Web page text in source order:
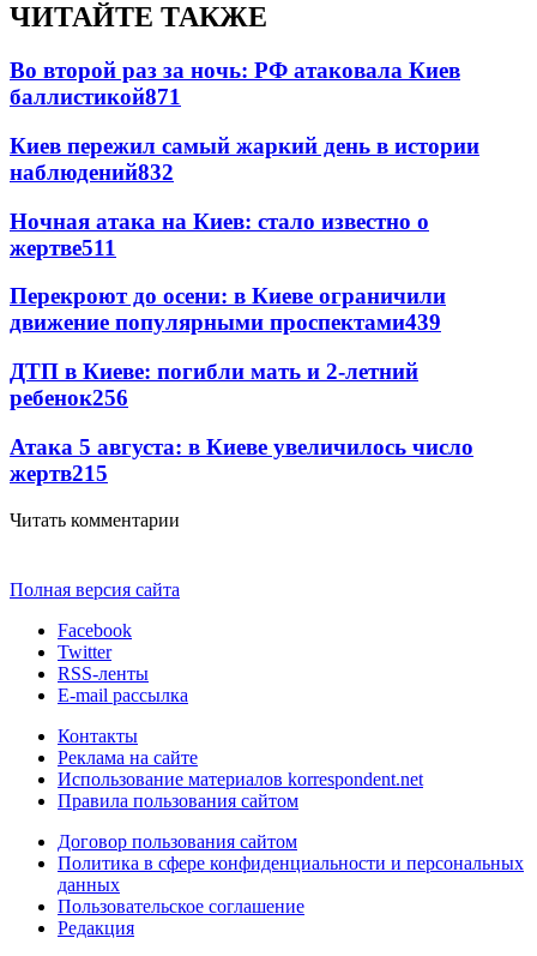
ЧИТАЙТЕ ТАКЖЕ
Во второй раз за ночь: РФ атаковала Киев
баллистикой871
Киев пережил самый жаркий день в истории
наблюдений832
Ночная атака на Киев: стало известно о
жертве511
Перекроют до осени: в Киеве ограничили
движение популярными проспектами439
ДТП в Киеве: погибли мать и 2-летний
ребенок256
Атака 5 августа: в Киеве увеличилось число
жертв215
Читать комментарии
Полная версия сайта
Facebook
Twitter
RSS-ленты
E-mail рассылка
Контакты
Реклама на сайте
Использование материалов korrespondent.net
Правила пользования сайтом
Договор пользования сайтом
Политика в сфере конфиденциальности и персональных
данных
Пользовательское соглашение
Редакция